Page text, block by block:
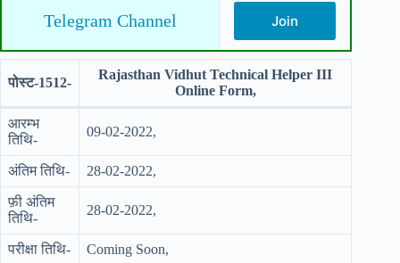
Telegram Channel Join
पोस्ट-1512-
Rajasthan Vidhut Technical Helper III
Online Form,
आरम्भ
तिथि-
09-02-2022,
अंतिम तिथि- 28-02-2022,
फ़ी अंतिम
तिथि-
28-02-2022,
परीक्षा तिथि- Coming Soon,